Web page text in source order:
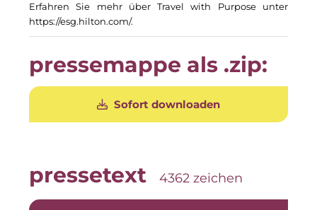
WEALTHCORE Investment Management
ZielstattQuartier
Neue Mitte Fürth
Pride SKIN
Erfahren Sie mehr über Travel with Purpose unter
https://esg.hilton.com/.
pressemappe als .zip:
Sofort downloaden
pressetext 4362 zeichen